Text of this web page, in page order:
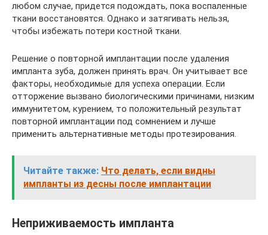
любом случае, придется подождать, пока воспаленные
ткани восстановятся. Однако и затягивать нельзя,
чтобы избежать потери костной ткани.
Решение о повторной имплантации после удаления
импланта зуба, должен принять врач. Он учитывает все
факторы, необходимые для успеха операции. Если
отторжение вызвано биологическими причинами, низким
иммунитетом, курением, то положительный результат
повторной имплантации под сомнением и лучше
применить альтернативные методы протезирования.
Читайте также: Что делать, если видны
импланты из десны после имплантации
Неприживаемость импланта